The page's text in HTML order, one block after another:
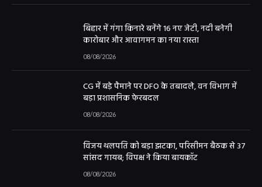
बिहार में गंगा किनारे बनेंगे 16 नए जेटी, नदी बनेगी
कारोबार और आवागमन का नया रास्ता
08/08/2026
CG में बड़े पैमाने पर DFO के तबादले, वन विभाग में
बड़ा प्रशासनिक फेरबदल
08/08/2026
विजय थलपति को बड़ा झटका, परिसीमन बैठक से 37
सांसद गायब; विपक्ष ने किया बायकॉट
08/08/2026